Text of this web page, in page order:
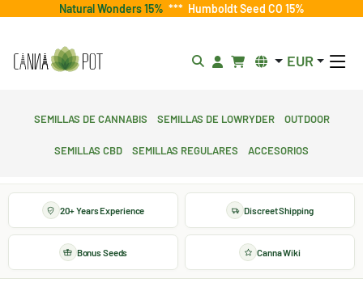
Natural Wonders 15% *** Humboldt Seed CO 15%
EUR
Semillas de cannabis Semillas de lowryder Outdoor
Semillas CBD Semillas regulares Accesorios
20+ Years Experience Discreet Shipping
Bonus Seeds Canna Wiki